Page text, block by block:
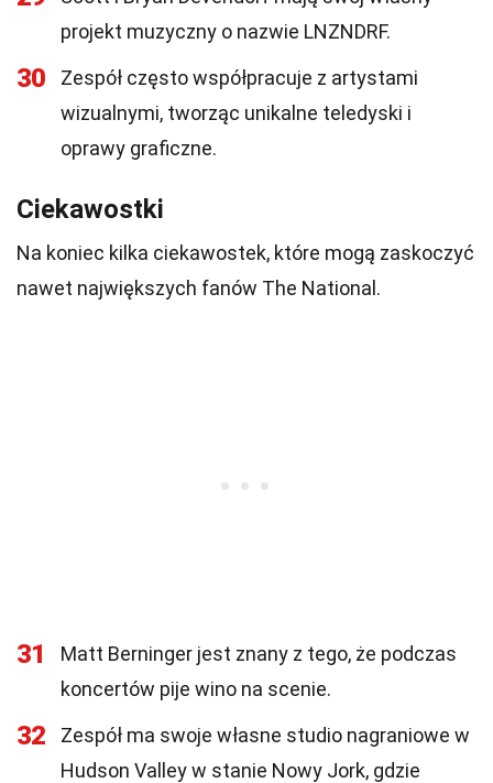
projekt muzyczny o nazwie LNZNDRF.
30
Zespół często współpracuje z artystami
wizualnymi, tworząc unikalne teledyski i
oprawy graficzne.
Ciekawostki
Na koniec kilka ciekawostek, które mogą zaskoczyć
nawet największych fanów The National.
31
Matt Berninger jest znany z tego, że podczas
koncertów pije wino na scenie.
32
Zespół ma swoje własne studio nagraniowe w
Hudson Valley w stanie Nowy Jork, gdzie